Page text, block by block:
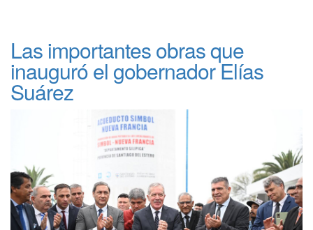
Las importantes obras que
inauguró el gobernador Elías
Suárez